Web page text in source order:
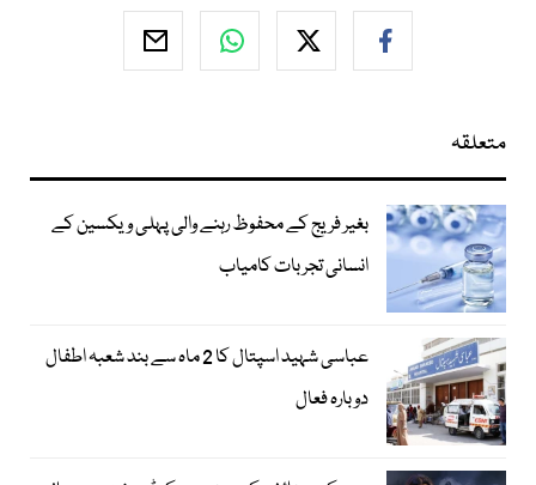
متعلقہ
بغیر فریج کے محفوظ رہنے والی پہلی ویکسین کے
انسانی تجربات کامیاب
عباسی شہید اسپتال کا 2 ماہ سے بند شعبہ اطفال
دوبارہ فعال